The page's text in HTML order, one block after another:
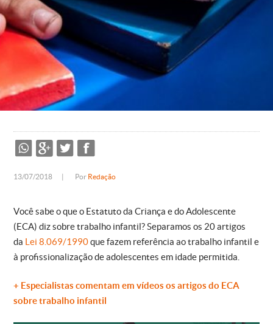
13/07/2018 Por Redação
Você sabe o que o Estatuto da Criança e do Adolescente
(ECA) diz sobre trabalho infantil? Separamos os 20 artigos
da Lei 8.069/1990que fazem referência ao trabalho infantil e
à profissionalização de adolescentes em idade permitida.
+ Especialistas comentam em vídeos os artigos do ECA
sobre trabalho infantil